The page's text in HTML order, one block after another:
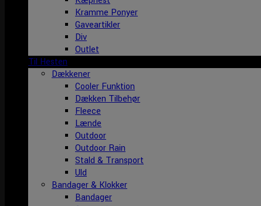
Kramme Ponyer
Gaveartikler
Div
Outlet
Til Hesten
Dækkener
Cooler Funktion
Dækken Tilbehør
Fleece
Lænde
Outdoor
Outdoor Rain
Stald & Transport
Uld
Bandager & Klokker
Bandager